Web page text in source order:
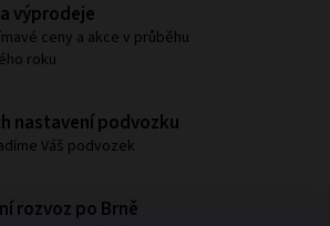
výprodeje
ceny a akce v průběhu
roku
nastavení podvozku
Váš podvozek
rozvoz po Brně